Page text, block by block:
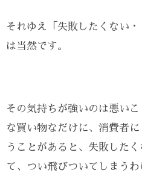
それゆえ「失敗したくない
は当然です。
その気持ちが強いのは悪い
な買い物なだけに、消費者
うことがあると、失敗した
て、つい飛びついてしまうわ